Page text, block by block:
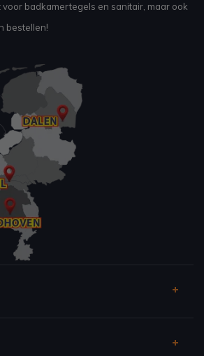
badkamertegels en sanitair, maar ook
bestellen!